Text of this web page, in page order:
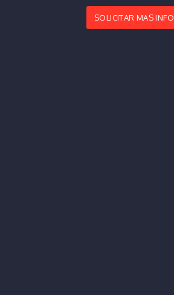
SOLICITAR MAS INFO